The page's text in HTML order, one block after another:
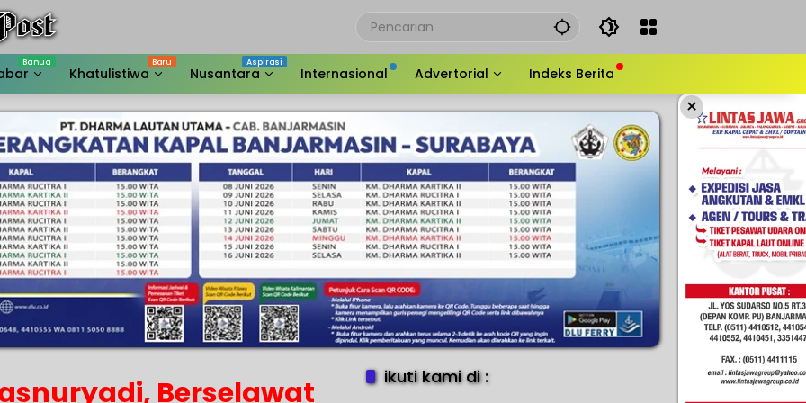
Khatulistiwa Nusantara Internasional Advertorial Indeks Berita
×
Berselawat
ikuti kami di :